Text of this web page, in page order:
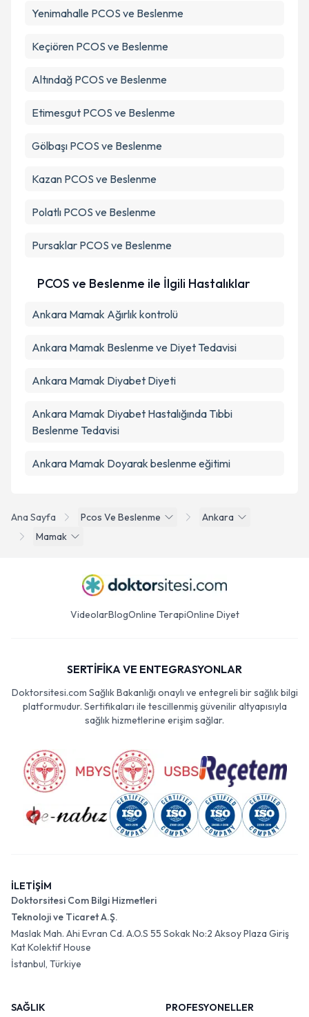
Ana Sayfa Pcos Ve Beslenme
Ankara
Mamak
Yenimahalle PCOS ve Beslenme
Keçiören PCOS ve Beslenme
Altındağ PCOS ve Beslenme
Etimesgut PCOS ve Beslenme
Gölbaşı PCOS ve Beslenme
Kazan PCOS ve Beslenme
Polatlı PCOS ve Beslenme
Pursaklar PCOS ve Beslenme
PCOS ve Beslenme ile İlgili Hastalıklar
Ankara Mamak Ağırlık kontrolü
Ankara Mamak Beslenme ve Diyet Tedavisi
Ankara Mamak Diyabet Diyeti
Ankara Mamak Diyabet Hastalığında Tıbbi
Beslenme Tedavisi
Ankara Mamak Doyarak beslenme eğitimi
VideolarBlogOnline TerapiOnline Diyet
SERTİFİKA VE ENTEGRASYONLAR
Doktorsitesi.com Sağlık Bakanlığı onaylı ve entegreli bir sağlık bilgi
platformudur. Sertifikaları ile tescillenmiş güvenilir altyapısıyla
sağlık hizmetlerine erişim sağlar.
İLETİŞİM
Doktorsitesi Com Bilgi Hizmetleri
Teknoloji ve Ticaret A.Ş.
Maslak Mah. Ahi Evran Cd. A.O.S 55 Sokak No:2 Aksoy Plaza Giriş
Kat Kolektif House
İstanbul, Türkiye
SAĞLIK
PROFESYONELLER